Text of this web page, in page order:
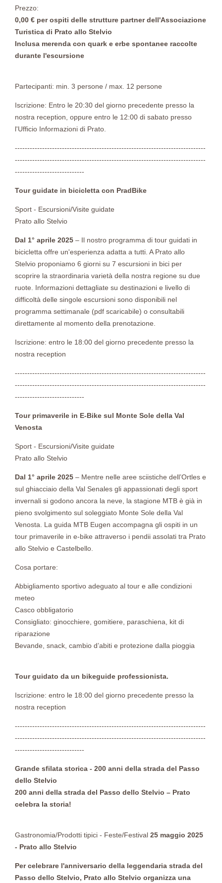
Prezzo:
0,00 € per ospiti delle strutture partner dell'Associazione
Turistica di Prato allo Stelvio
Inclusa merenda con quark e erbe spontanee raccolte
durante l'escursione
Partecipanti: min. 3 persone / max. 12 persone
Iscrizione: Entro le 20:30 del giorno precedente presso la
nostra reception, oppure entro le 12:00 di sabato presso
l'Ufficio Informazioni di Prato.
-----------------------------------------------------------------------------
-----------------------------------------------------------------------------
----------------------------
Tour guidate in bicicletta con PradBike
Sport - Escursioni/Visite guidate
Prato allo Stelvio
Dal 1° aprile 2025 – Il nostro programma di tour guidati in
bicicletta offre un'esperienza adatta a tutti. A Prato allo
Stelvio proponiamo 6 giorni su 7 escursioni in bici per
scoprire la straordinaria varietà della nostra regione su due
ruote. Informazioni dettagliate su destinazioni e livello di
difficoltà delle singole escursioni sono disponibili nel
programma settimanale (pdf scaricabile) o consultabili
direttamente al momento della prenotazione.
Iscrizione: entro le 18:00 del giorno precedente presso la
nostra reception
-----------------------------------------------------------------------------
-----------------------------------------------------------------------------
----------------------------
Tour primaverile in E-Bike sul Monte Sole della Val
Venosta
Sport - Escursioni/Visite guidate
Prato allo Stelvio
Dal 1° aprile 2025 – Mentre nelle aree sciistiche dell’Ortles e
sul ghiacciaio della Val Senales gli appassionati degli sport
invernali si godono ancora la neve, la stagione MTB è già in
pieno svolgimento sul soleggiato Monte Sole della Val
Venosta. La guida MTB Eugen accompagna gli ospiti in un
tour primaverile in e-bike attraverso i pendii assolati tra Prato
allo Stelvio e Castelbello.
Cosa portare:
Abbigliamento sportivo adeguato al tour e alle condizioni
meteo
Casco obbligatorio
Consigliato: ginocchiere, gomitiere, paraschiena, kit di
riparazione
Bevande, snack, cambio d’abiti e protezione dalla pioggia
Tour guidato da un bikeguide professionista.
Iscrizione: entro le 18:00 del giorno precedente presso la
nostra reception
-----------------------------------------------------------------------------
-----------------------------------------------------------------------------
----------------------------
Grande sfilata storica - 200 anni della strada del Passo
dello Stelvio
200 anni della strada del Passo dello Stelvio – Prato
celebra la storia!
Gastronomia/Prodotti tipici - Feste/Festival 25 maggio 2025
- Prato allo Stelvio
Per celebrare l'anniversario della leggendaria strada del
Passo dello Stelvio, Prato allo Stelvio organizza una